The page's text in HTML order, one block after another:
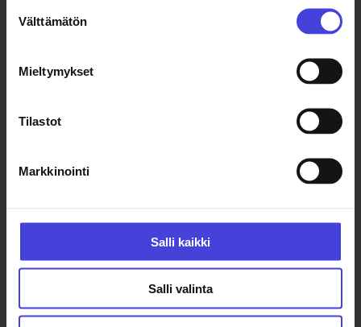
valinta
Välttämätön
Mieltymykset
Tilastot
Markkinointi
Salli kaikki
Salli valinta